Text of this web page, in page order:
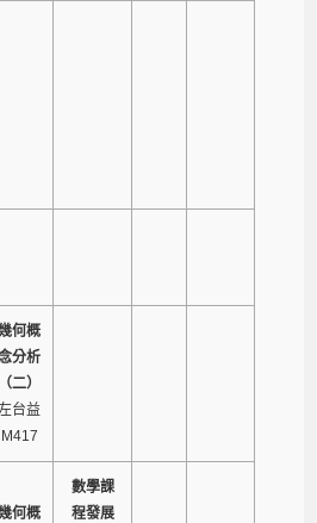
何概
分析
（二）
台益
M417
何概
數學課
程發展